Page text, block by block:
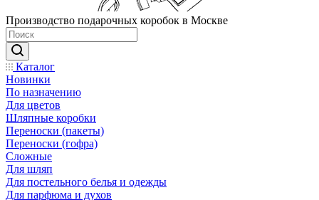
Производство подарочных коробок в Москве
Каталог
Новинки
По назначению
Для цветов
Шляпные коробки
Переноски (пакеты)
Переноски (гофра)
Сложные
Для шляп
Для постельного белья и одежды
Для парфюма и духов